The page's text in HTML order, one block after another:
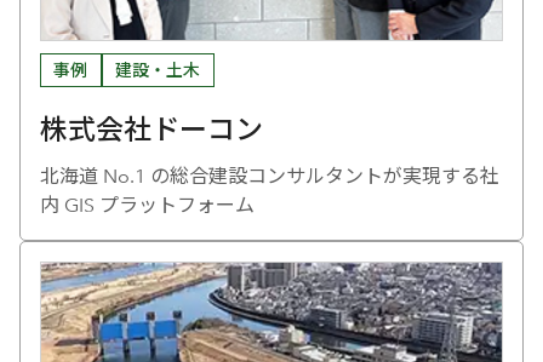
事例 建設・土木
株式会社ドーコン
北海道 No.1 の総合建設コンサルタントが実現する社
内 GIS プラットフォーム